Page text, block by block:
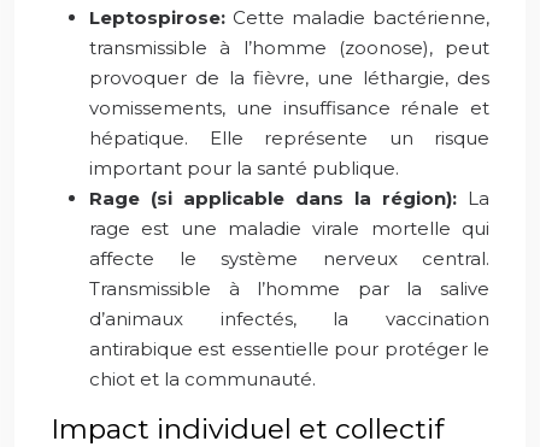
Leptospirose: Cette maladie bactérienne,
transmissible à l’homme (zoonose), peut
provoquer de la fièvre, une léthargie, des
vomissements, une insuffisance rénale et
hépatique. Elle représente un risque
important pour la santé publique.
Rage (si applicable dans la région): La
rage est une maladie virale mortelle qui
affecte le système nerveux central.
Transmissible à l’homme par la salive
d’animaux infectés, la vaccination
antirabique est essentielle pour protéger le
chiot et la communauté.
Impact individuel et collectif